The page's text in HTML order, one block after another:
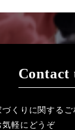
Contact
づくりに関するご
気軽にどうぞ